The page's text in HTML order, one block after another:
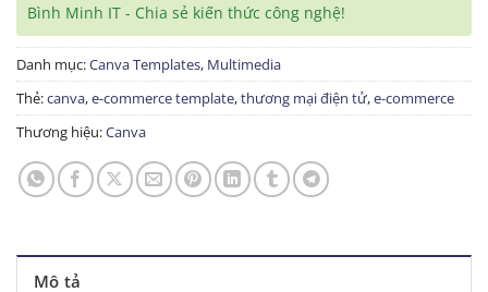
Bình Minh IT - Chia sẻ kiến thức công nghệ!
Danh mục:Canva Templates, Multimedia
Thẻ:canva,e-commerce template,thương mại điện tử,e-commerce
Thương hiệu:Canva
Mô tả